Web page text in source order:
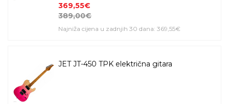
369,55€
389,00€
Najniža cijena u zadnjih 30 dana: 369,55€
JET JT-450 TPK električna gitara